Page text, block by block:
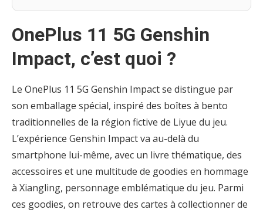
OnePlus 11 5G Genshin
Impact, c’est quoi ?
Le OnePlus 11 5G Genshin Impact se distingue par
son emballage spécial, inspiré des boîtes à bento
traditionnelles de la région fictive de Liyue du jeu.
L’expérience Genshin Impact va au-delà du
smartphone lui-même, avec un livre thématique, des
accessoires et une multitude de goodies en hommage
à Xiangling, personnage emblématique du jeu. Parmi
ces goodies, on retrouve des cartes à collectionner de